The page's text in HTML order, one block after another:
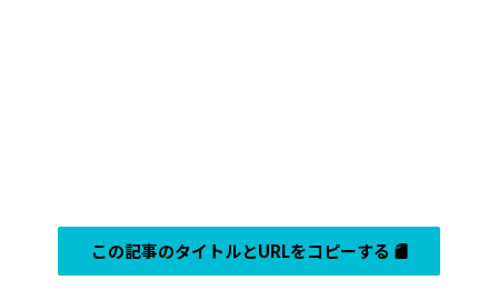
この記事のタイトルとURLをコピーする